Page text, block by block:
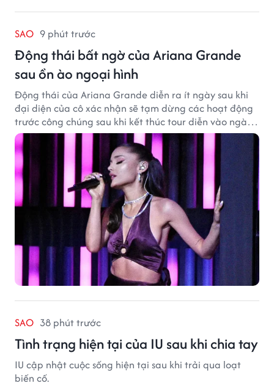
SAO 9 phút trước
Động thái bất ngờ của Ariana Grande
sau ồn ào ngoại hình
Động thái của Ariana Grande diễn ra ít ngày sau khi
đại diện của cô xác nhận sẽ tạm dừng các hoạt động
trước công chúng sau khi kết thúc tour diễn vào ngày
1/9.
SAO 38 phút trước
Tình trạng hiện tại của IU sau khi chia tay
IU cập nhật cuộc sống hiện tại sau khi trải qua loạt
biến cố.